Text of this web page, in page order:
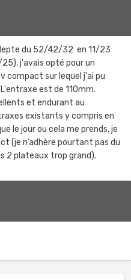
du 52/42/32 en 11/23
j'avais opté pour un
compact sur lequel j'ai pu
est de 110mm.
et endurant au
existants y compris en
le jour ou cela me prends, je
(je n’adhère pourtant pas du
2 plateaux trop grand).